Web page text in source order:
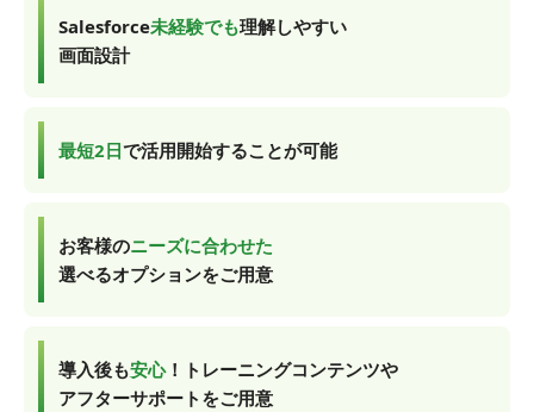
Salesforce未経験でも理解しやすい
画面設計
最短2日で活用開始することが可能
お客様のニーズに合わせた
選べるオプションをご用意
導入後も安心！トレーニングコンテンツや
アフターサポートをご用意